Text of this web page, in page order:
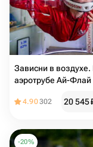
Зависни в воздухе.
аэротрубе Ай-Флай
4.90302 20 545
-20%